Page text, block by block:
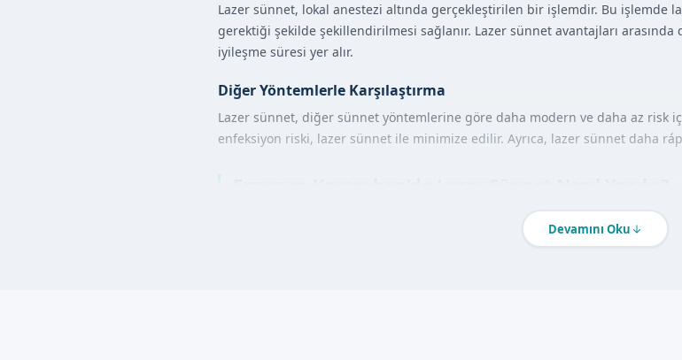
Lazer sünnet, lokal anestezi altında gerçekleştirilen bir işlemdir. Bu işlemde
gerektiği şekilde şekillendirilmesi sağlanır. Lazer sünnet avantajları arasında
iyileşme süresi yer alır.
Diğer Yöntemlerle Karşılaştırma
Lazer sünnet, diğer sünnet yöntemlerine göre daha modern ve daha az risk
enfeksiyon riski, lazer sünnet ile minimize edilir. Ayrıca, lazer sünnet daha
Erzurum Karaçoban'da lazer sünnet işlemini gerçekleştirmek için uzman
altında gerçekleştirilir ve hasta için mümkün olduğunca konforlu bir deneyim
Devamını Oku